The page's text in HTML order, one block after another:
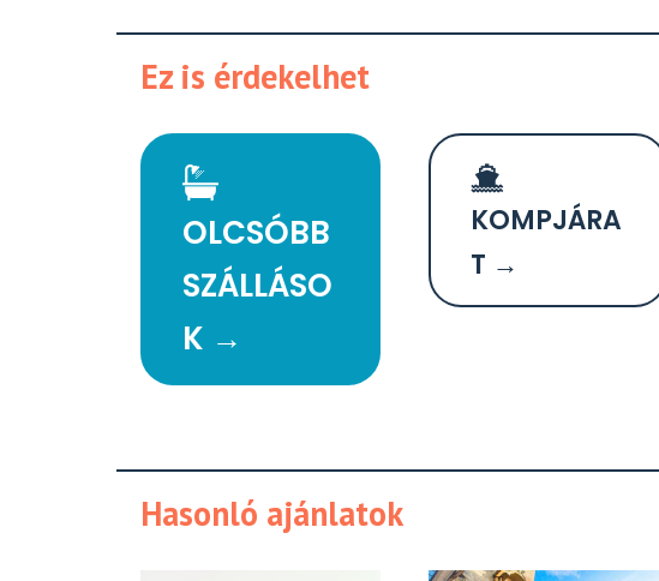
Ez is érdekelhet
OLCSÓBB
SZÁLLÁSO
K →
KOMPJÁRA
T →
Hasonló ajánlatok